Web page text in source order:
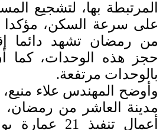
المرتبطة بها، لتشجيع
على سرعة السكن، مؤكدا
من رمضان تشهد دائما
حجز هذه الوحدات، كما
بالوحدات مرتفعة.
وأوضح المهندس علاء
مدينة العاشر من رمضان،